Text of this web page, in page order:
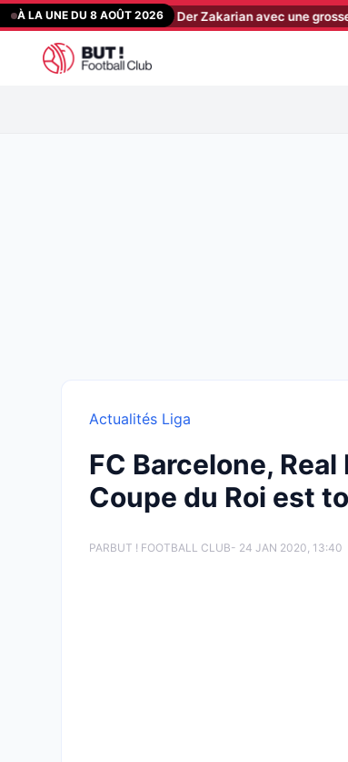
Aller
au
contenu
À LA UNE DU 8 AOÛT 2026
Star : la compo de Der Zakarian avec une grosse
Actualités Liga
FC Barcelone,
Coupe du Roi est
PARBUT ! FOOTBALL CLUB- 24 JAN 2020, 13:40